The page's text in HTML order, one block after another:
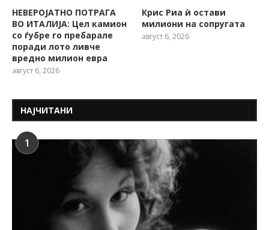
НЕВЕРОЈАТНО ПОТРАГА
ВО ИТАЛИЈА: Цел камион
со ѓубре го пребарале
поради лото ливче
вредно милион евра
август 6, 2026
Крис Риа ѝ остави
милиони на сопругата
август 6, 2026
НАЈЧИТАНИ
1